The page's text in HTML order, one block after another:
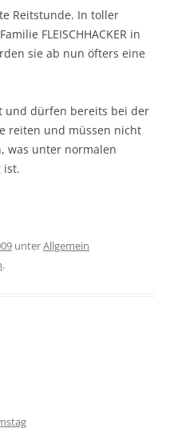
Reitstunde. In toller
FLEISCHHACKER in
sie ab nun öfters eine
und dürfen bereits bei der
reiten und müssen nicht
was unter normalen
ist.
unterAllgemein
.